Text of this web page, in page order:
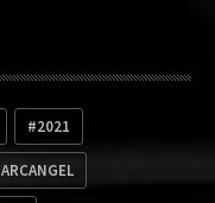
2021
ARCANGEL